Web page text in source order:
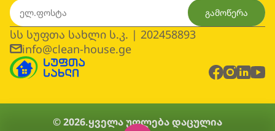
გამოწერა
სს სუფთა სახლი ს.კ. | 202458893
info@clean-house.ge
© 2026.ყველა უფლება დაცულია